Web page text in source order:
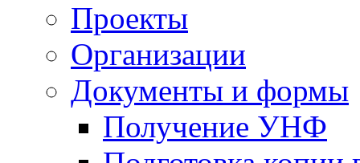
Проекты
Организации
Документы и формы
Получение УНФ